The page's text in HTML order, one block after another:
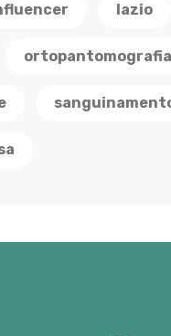
lazio
ortopantomografia